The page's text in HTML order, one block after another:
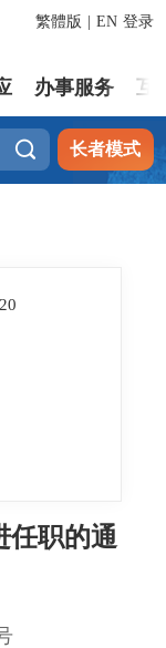
登录
繁體版 EN
办事服务 互
 长者模式
任职的通